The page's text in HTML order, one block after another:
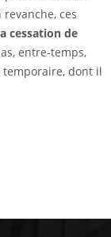
ces
cessation de
entre-temps,
temporaire, dont il